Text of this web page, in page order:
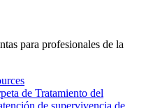
para profesionales de la
de Tratamiento del
de supervivencia de